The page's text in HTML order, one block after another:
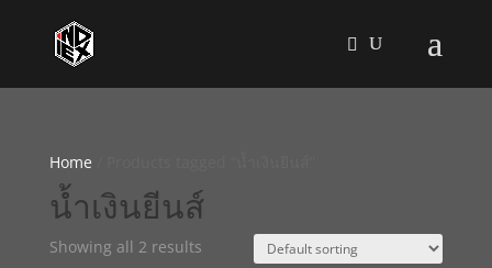
Home
น้ำเงินยีนส์
Showing all 2 results